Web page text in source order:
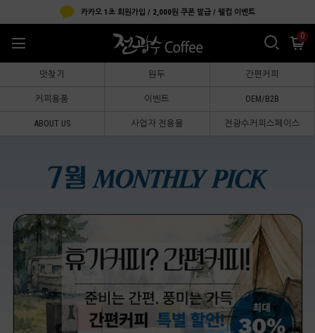
카카오 1초 회원가입 / 2,000원 쿠폰 발급 / 웰컴 이벤트
0
맛찾기 원두 간편커피
커피용품 이벤트 OEM/B2B
ABOUT US 사업자 전용몰 전광수커피스페이스